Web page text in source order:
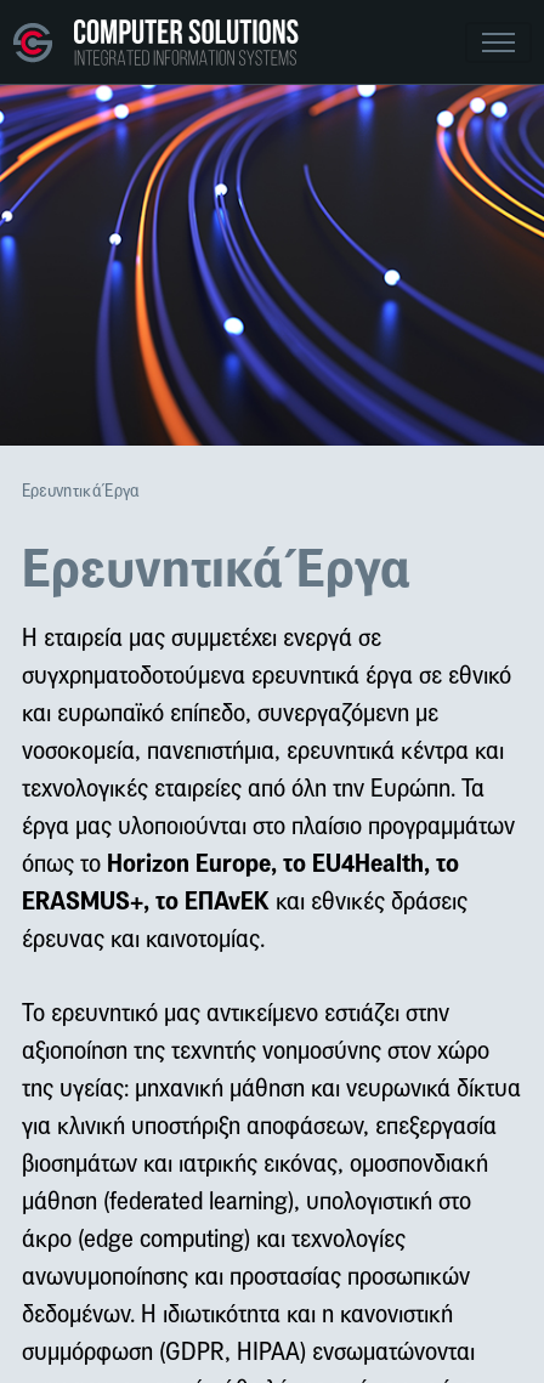
Ερευνητικά Έργα
Ερευνητικά Έργα
Η εταιρεία μας συμμετέχει ενεργά σε
συγχρηματοδοτούμενα ερευνητικά έργα σε εθνικό
και ευρωπαϊκό επίπεδο, συνεργαζόμενη με
νοσοκομεία, πανεπιστήμια, ερευνητικά κέντρα και
τεχνολογικές εταιρείες από όλη την Ευρώπη. Τα
έργα μας υλοποιούνται στο πλαίσιο προγραμμάτων
όπως το Horizon Europe, το EU4Health, το
ERASMUS+, το ΕΠΑνΕΚκαι εθνικές δράσεις
έρευνας και καινοτομίας.
Το ερευνητικό μας αντικείμενο εστιάζει στην
αξιοποίηση της τεχνητής νοημοσύνης στον χώρο
της υγείας: μηχανική μάθηση και νευρωνικά δίκτυα
για κλινική υποστήριξη αποφάσεων, επεξεργασία
βιοσημάτων και ιατρικής εικόνας, ομοσπονδιακή
μάθηση (federated learning), υπολογιστική στο
άκρο (edge computing) και τεχνολογίες
ανωνυμοποίησης και προστασίας προσωπικών
δεδομένων. Η ιδιωτικότητα και η κανονιστική
συμμόρφωση (GDPR, HIPAA) ενσωματώνονται